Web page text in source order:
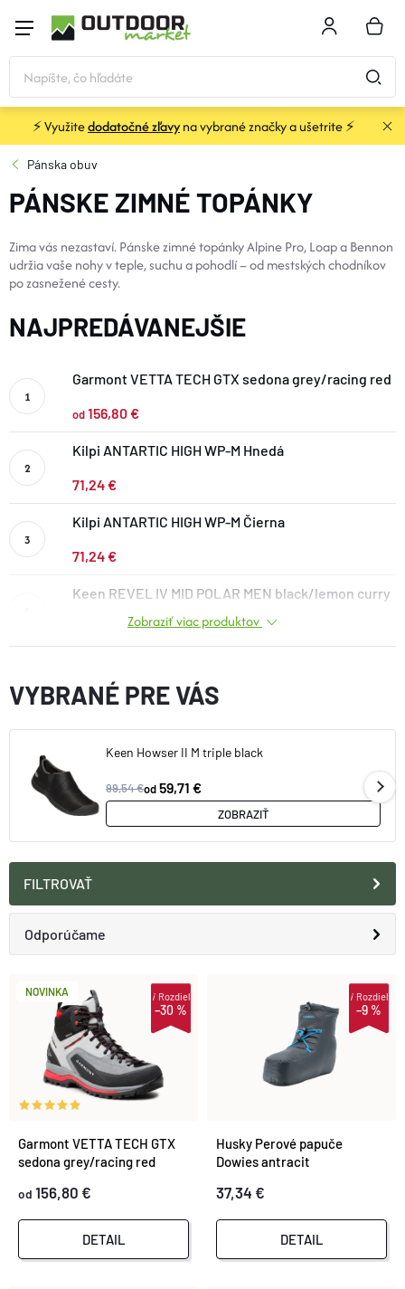
obsah
KOŠÍK
STANY a PRÍSTREŠKY
SPACÁKY
KARIMATKY
BATOHY a TAŠKY
VYBAVENIE
TOPÁNKY a PONOŽKY
CYKLISTIKA
Obchodné podmienky
Podmienky ochrany osobných údajov
Doprava a platba
Veľkostné tabuľky
Výmena a vrátenie
Reklamácie
⚡ Využitedodatočné zľavyna vybrané značky a ušetrite ⚡
Pánska obuv
PÁNSKE ZIMNÉ TOPÁNKY
Zima vás nezastaví. Pánske zimné topánky Alpine Pro, Loap a Bennon
udržia vaše nohy v teple, suchu a pohodlí – od mestských chodníkov
po zasnežené cesty.
NAJPREDÁVANEJŠIE
Garmont VETTA TECH GTX sedona grey/racing red
od156,80 €
Kilpi ANTARTIC HIGH WP-M Hnedá
71,24 €
Kilpi ANTARTIC HIGH WP-M Čierna
71,24 €
Keen REVEL IV MID POLAR MEN black/lemon curry
Zobraziť viac produktov
VYBRANÉ PRE VÁS
Keen Howser II M triple black
99,54 €od59,71 €
ZOBRAZIŤ
FILTROVAŤ
R
A
N
E
P
Odporúčame
Najdrahšie
Najpredávanejšie
Abecedne
V
S
P
R
NOVINKA
–30 %
iRozdiel
Garmont VETTA TECH GTX
sedona grey/racing red
od 156,80 €
DETAIL
–9 %
iRozdiel
Husky Perové papuče
Dowies antracit
37,34 €
DETAIL